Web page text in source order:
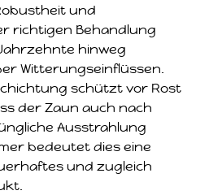
und
richtigen Behandlung
hinweg
Witterungseinflüssen.
schützt vor Rost
der Zaun auch nach
Ausstrahlung
bedeutet dies eine
und zugleich